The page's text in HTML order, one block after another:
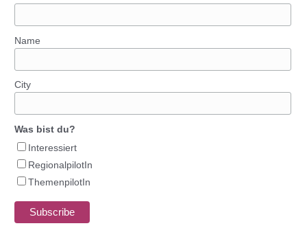
Name
City
Was bist du?
Interessiert
RegionalpilotIn
ThemenpilotIn